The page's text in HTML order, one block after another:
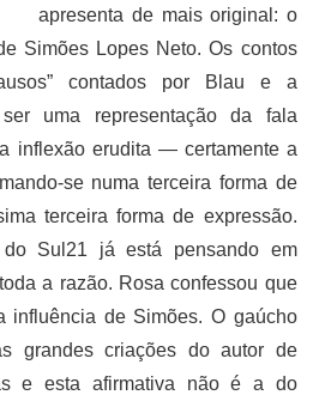
apresenta de mais original: o
Simões Lopes Neto. Os contos
contados por Blau e a
uma representação da fala
inflexão erudita — certamente a
se numa terceira forma de
terceira forma de expressão.
Sul21 já está pensando em
a razão. Rosa confessou que
influência de Simões. O gaúcho
grandes criações do autor de
e esta afirmativa não é a do